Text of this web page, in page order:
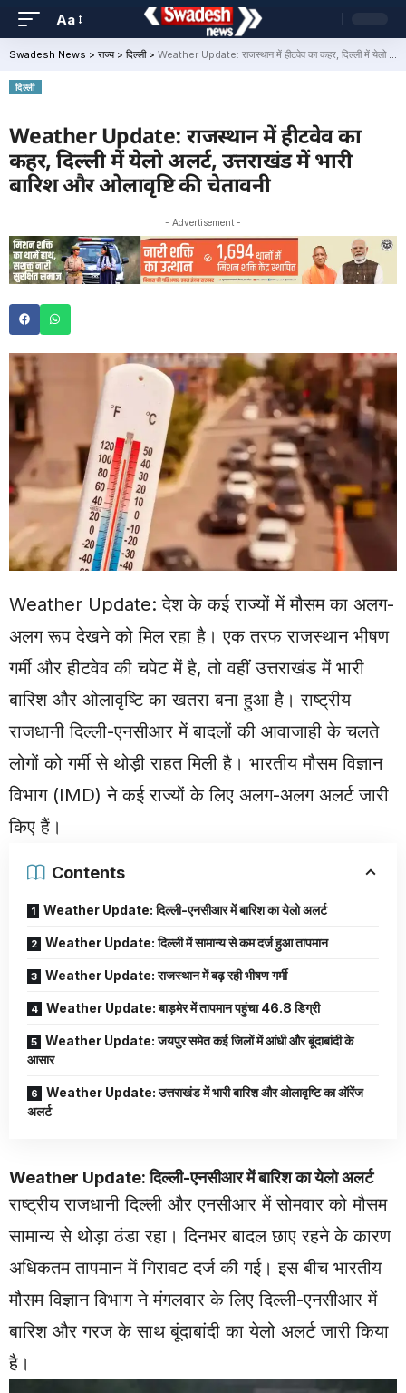
Aa
Swadesh News > राज्य> दिल्ली> Weather Update: राजस्थान में हीटवेव का कहर, दिल्ली में येलो अलर्ट, उत्तराखंड में भारी बारिश और ओलावृष्टि की चेतावनी
दिल्ली
Weather Update: राजस्थान में हीटवेव का
कहर, दिल्ली में येलो अलर्ट, उत्तराखंड में भारी
बारिश और ओलावृष्टि की चेतावनी
- Advertisement -
Weather Update: देश के कई राज्यों में मौसम का अलग-
अलग रूप देखने को मिल रहा है। एक तरफ राजस्थान भीषण
गर्मी और हीटवेव की चपेट में है, तो वहीं उत्तराखंड में भारी
बारिश और ओलावृष्टि का खतरा बना हुआ है। राष्ट्रीय
राजधानी दिल्ली-एनसीआर में बादलों की आवाजाही के चलते
लोगों को गर्मी से थोड़ी राहत मिली है। भारतीय मौसम विज्ञान
विभाग (IMD) ने कई राज्यों के लिए अलग-अलग अलर्ट जारी
किए हैं।
Contents
Weather Update: दिल्ली-एनसीआर में बारिश का येलो अलर्ट
Weather Update: दिल्ली में सामान्य से कम दर्ज हुआ तापमान
Weather Update: राजस्थान में बढ़ रही भीषण गर्मी
Weather Update: बाड़मेर में तापमान पहुंचा 46.8 डिग्री
Weather Update: जयपुर समेत कई जिलों में आंधी और बूंदाबांदी के
आसार
Weather Update: उत्तराखंड में भारी बारिश और ओलावृष्टि का ऑरेंज
अलर्ट
Weather Update: दिल्ली-एनसीआर में बारिश का येलो अलर्ट
राष्ट्रीय राजधानी दिल्ली और एनसीआर में सोमवार को मौसम
सामान्य से थोड़ा ठंडा रहा। दिनभर बादल छाए रहने के कारण
अधिकतम तापमान में गिरावट दर्ज की गई। इस बीच भारतीय
मौसम विज्ञान विभाग ने मंगलवार के लिए दिल्ली-एनसीआर में
बारिश और गरज के साथ बूंदाबांदी का येलो अलर्ट जारी किया
है।